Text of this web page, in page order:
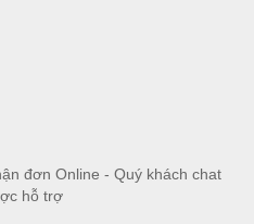
đơn Online - Quý khách chat
hỗ trợ